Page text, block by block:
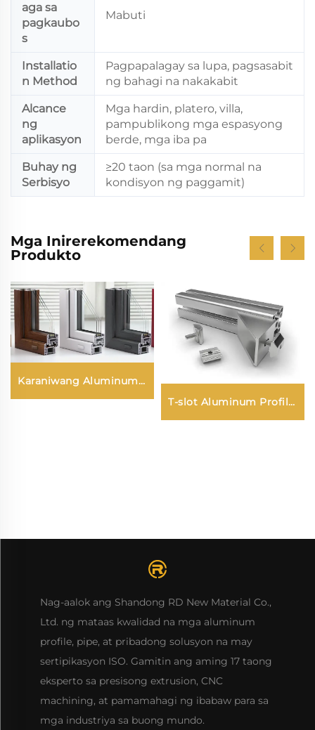
aga sa
pagkaubo
s
Mabuti
Installatio
n Method
Pagpapalagay sa lupa, pagsasabit
ng bahagi na nakakabit
Alcance
ng
aplikasyon
Mga hardin, platero, villa,
pampublikong mga espasyong
berde, mga iba pa
Buhay ng
Serbisyo
≥20 taon (sa mga normal na
kondisyon ng paggamit)
Mga Inirerekomendang
Produkto
Karaniwang Aluminum
Alloy Door at Window
T-slot Aluminum Profile
Processing at
Nag-aalok ang Shandong RD New Material Co.,
Ltd. ng mataas kwalidad na mga aluminum
profile, pipe, at pribadong solusyon na may
sertipikasyon ISO. Gamitin ang aming 17 taong
eksperto sa presisong extrusion, CNC
machining, at pamamahagi ng ibabaw para sa
mga industriya sa buong mundo.